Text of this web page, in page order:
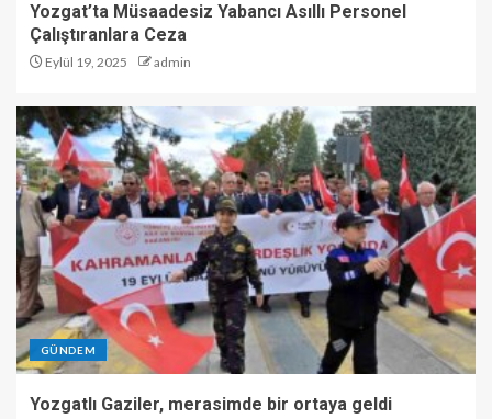
Yozgat’ta Müsaadesiz Yabancı Asıllı Personel
Çalıştıranlara Ceza
Eylül 19, 2025 admin
GÜNDEM
Yozgatlı Gaziler, merasimde bir ortaya geldi